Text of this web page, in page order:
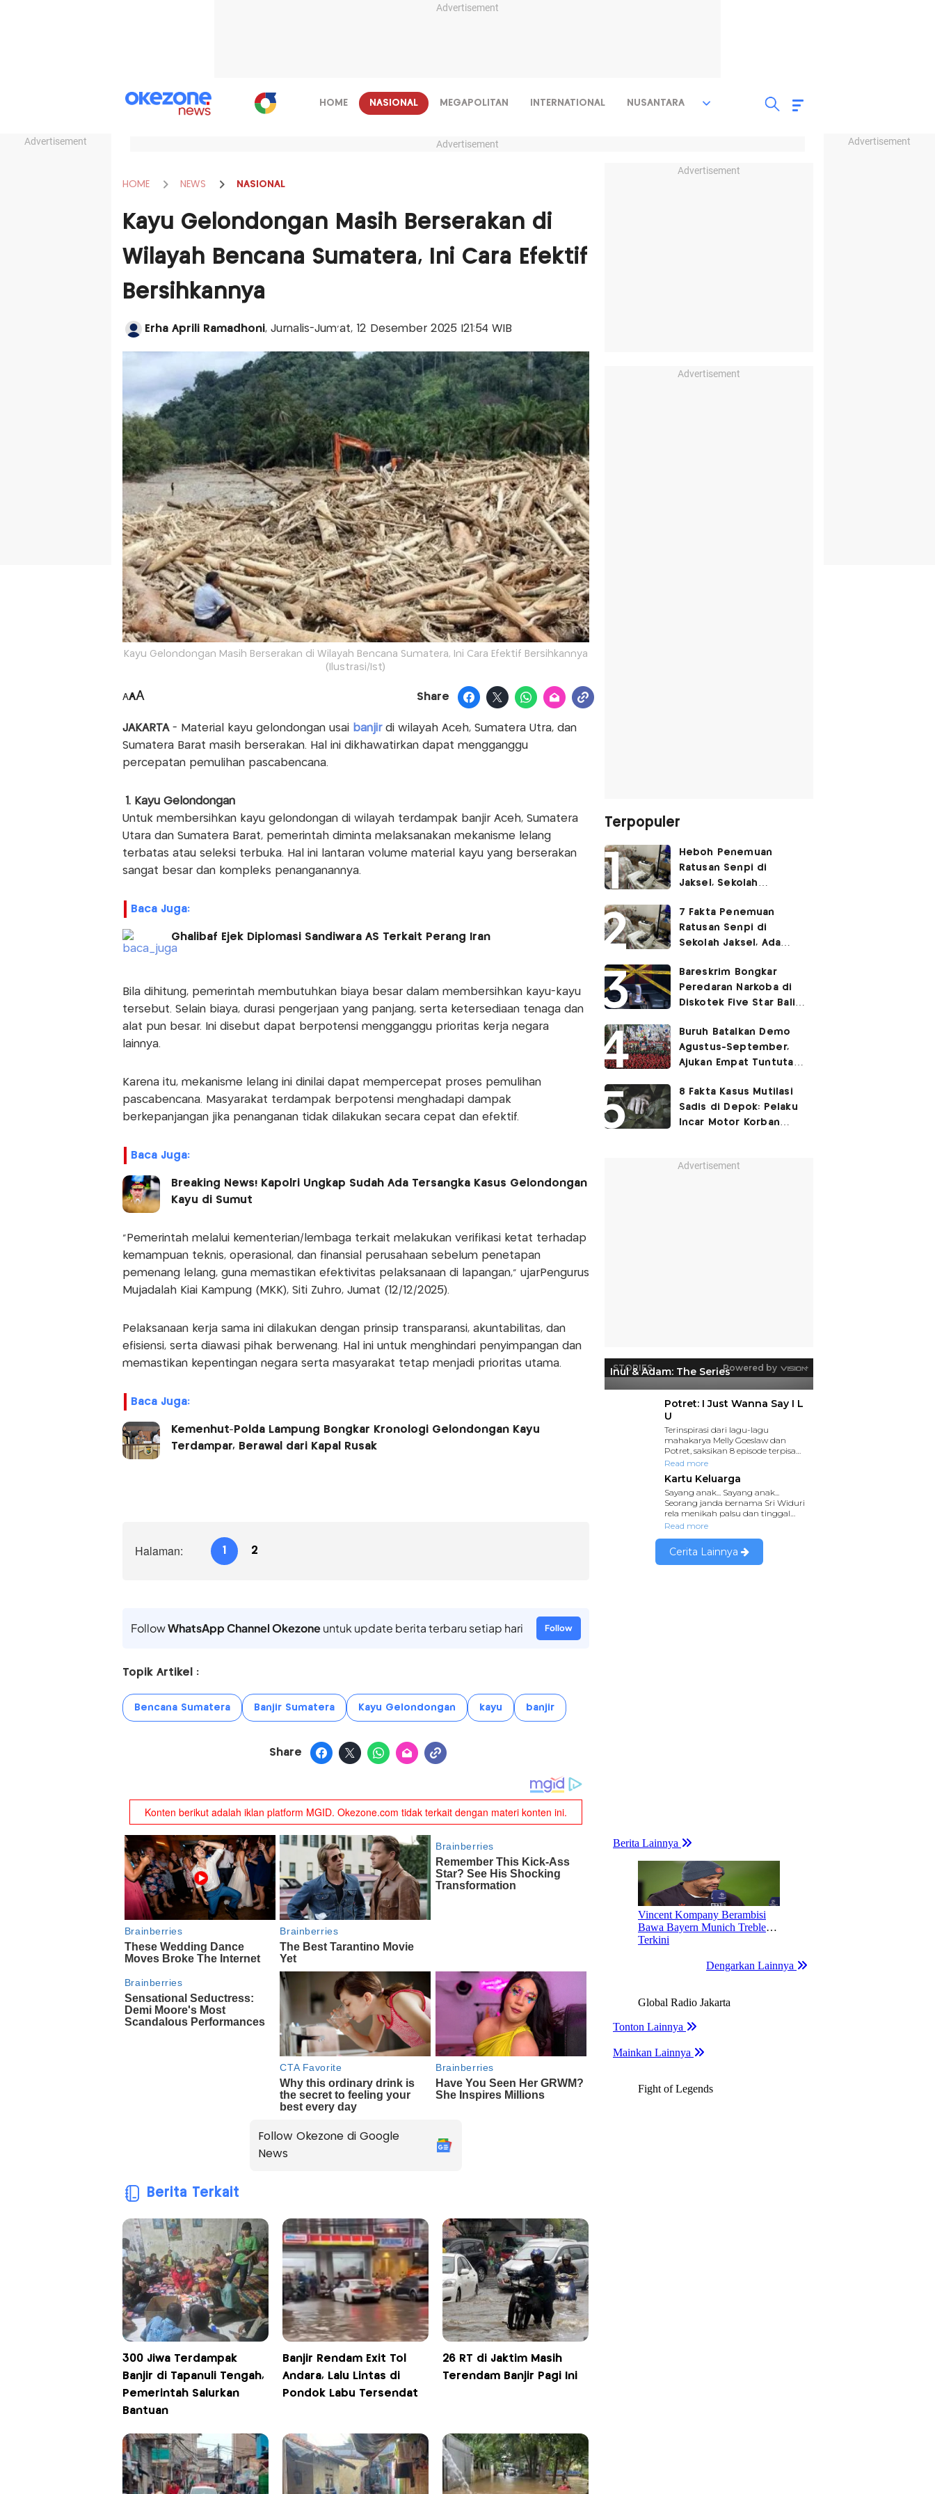
Advertisement
Advertisement Advertisement
HOME NASIONAL MEGAPOLITAN INTERNATIONAL NUSANTARA
Advertisement
HOME NEWS NASIONAL
Kayu Gelondongan Masih Berserakan di
Wilayah Bencana Sumatera, Ini Cara Efektif
Bersihkannya
Erha Aprili Ramadhoni, Jurnalis-Jum'at, 12 Desember 2025 |21:54 WIB
Kayu Gelondongan Masih Berserakan di Wilayah Bencana Sumatera, Ini Cara Efektif Bersihkannya
(Ilustrasi/Ist)
AAA Share
JAKARTA- Material kayu gelondongan usai banjir di wilayah Aceh, Sumatera Utra, dan
Sumatera Barat masih berserakan. Hal ini dikhawatirkan dapat mengganggu
percepatan pemulihan pascabencana.
1. Kayu Gelondongan
Untuk membersihkan kayu gelondongan di wilayah terdampak banjir Aceh, Sumatera
Utara dan Sumatera Barat, pemerintah diminta melaksanakan mekanisme lelang
terbatas atau seleksi terbuka. Hal ini lantaran volume material kayu yang berserakan
sangat besar dan kompleks penanganannya.
Baca Juga:
Ghalibaf Ejek Diplomasi Sandiwara AS Terkait Perang Iran
Bila dihitung, pemerintah membutuhkan biaya besar dalam membersihkan kayu-kayu
tersebut. Selain biaya, durasi pengerjaan yang panjang, serta ketersediaan tenaga dan
alat pun besar. Ini disebut dapat berpotensi mengganggu prioritas kerja negara
lainnya.
Karena itu, mekanisme lelang ini dinilai dapat mempercepat proses pemulihan
pascabencana. Masyarakat terdampak berpotensi menghadapi dampak
berkepanjangan jika penanganan tidak dilakukan secara cepat dan efektif.
Baca Juga:
Breaking News! Kapolri Ungkap Sudah Ada Tersangka Kasus Gelondongan
Kayu di Sumut
"Pemerintah melalui kementerian/lembaga terkait melakukan verifikasi ketat terhadap
kemampuan teknis, operasional, dan finansial perusahaan sebelum penetapan
pemenang lelang, guna memastikan efektivitas pelaksanaan di lapangan," ujar­Pengurus
Mujadalah Kiai Kampung (MKK), Siti Zuhro, Jumat (12/12/2025).
Pelaksanaan kerja sama ini dilakukan dengan prinsip transparansi, akuntabilitas, dan
efisiensi, serta diawasi pihak berwenang. Hal ini untuk menghindari penyimpangan dan
memastikan kepentingan negara serta masyarakat tetap menjadi prioritas utama.
Baca Juga:
Kemenhut-Polda Lampung Bongkar Kronologi Gelondongan Kayu
Terdampar, Berawal dari Kapal Rusak
Halaman: 1 2
FollowWhatsApp Channel Okezoneuntuk update berita terbaru setiap hari Follow
Topik Artikel :
Bencana Sumatera Banjir Sumatera Kayu Gelondongan kayu banjir
Share
Follow Okezone di Google
News
Berita Terkait
300 Jiwa Terdampak
Banjir di Tapanuli Tengah,
Pemerintah Salurkan
Bantuan
Banjir Rendam Exit Tol
Andara, Lalu Lintas di
Pondok Labu Tersendat
26 RT di Jaktim Masih
Terendam Banjir Pagi Ini
Advertisement
Advertisement
Terpopuler
Heboh Penemuan
Ratusan Senpi di
Jaksel, Sekolah
Kegiatan Eskul
Menembak
7 Fakta Penemuan
Ratusan Senpi di
Sekolah Jaksel, Ada
Ruang Bunker
Bareskrim Bongkar
Peredaran Narkoba di
Diskotek Five Star Bali,
Buruh Batalkan Demo
Agustus-September,
Ajukan Empat Tuntutan
8 Fakta Kasus Mutilasi
Sadis di Depok: Pelaku
Incar Motor Korban
Advertisement